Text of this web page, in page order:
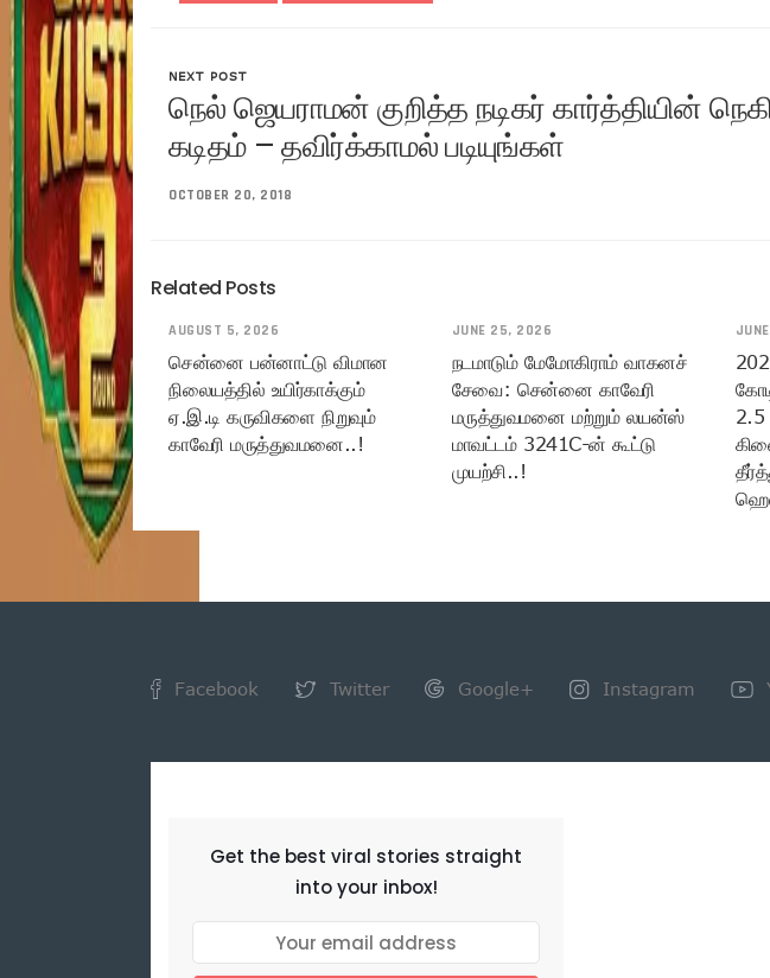
NEXT POST
நெல் ஜெயராமன் குறித்த நடிகர் கார்த்தியின்
கடிதம் – தவிர்க்காமல் படியுங்கள்
OCTOBER 20, 2018
Related Posts
AUGUST 5, 2026
சென்னை பன்னாட்டு விமான
நிலையத்தில் உயிர்காக்கும்
ஏ.இ.டி கருவிகளை நிறுவும்
காவேரி மருத்துவமனை..!
JUNE 25, 2026
நடமாடும் மேமோகிராம் வாகனச்
சேவை: சென்னை காவேரி
மருத்துவமனை மற்றும் லயன்ஸ்
மாவட்டம் 3241C-ன் கூட்டு
முயற்சி..!
2.5
Facebook Twitter Google+ Instagram
Get the best viral stories straight
into your inbox!